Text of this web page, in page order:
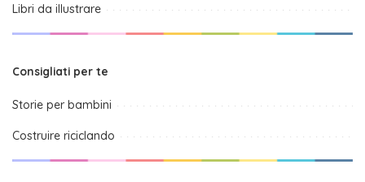
Libri da illustrare
Consigliati per te
Storie per bambini
Costruire riciclando